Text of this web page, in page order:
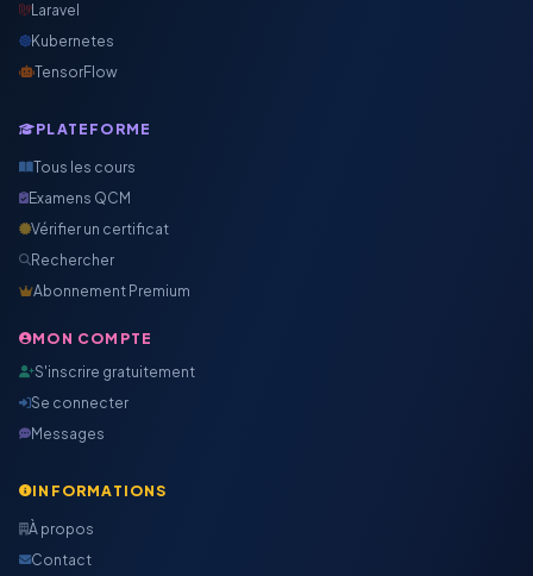
Laravel
Kubernetes
TensorFlow
PLATEFORME
Tous les cours
Examens QCM
Vérifier un certificat
Rechercher
Abonnement Premium
MON COMPTE
S'inscrire gratuitement
Se connecter
Messages
INFORMATIONS
À propos
Contact